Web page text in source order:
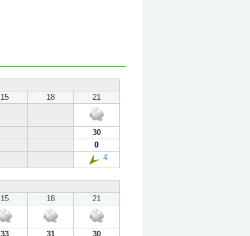
15 18
21
30
0
4
15 18
21
33 31
30